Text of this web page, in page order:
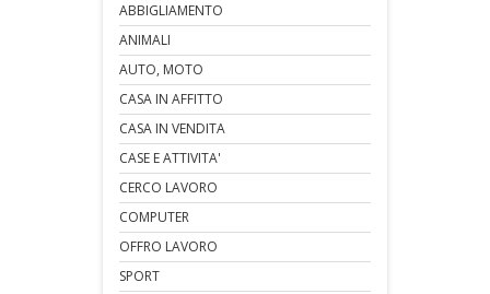
ABBIGLIAMENTO
ANIMALI
AUTO, MOTO
CASA IN AFFITTO
CASA IN VENDITA
CASE E ATTIVITA'
CERCO LAVORO
COMPUTER
OFFRO LAVORO
SPORT